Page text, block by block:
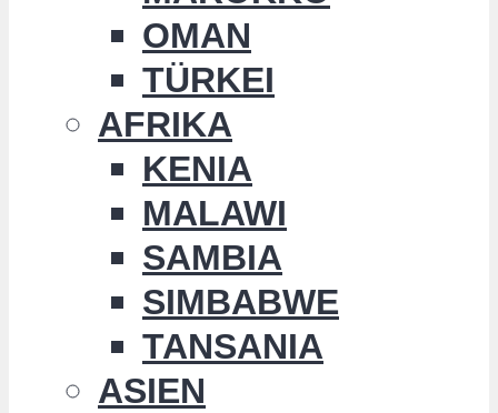
OMAN
TÜRKEI
AFRIKA
KENIA
MALAWI
SAMBIA
SIMBABWE
TANSANIA
ASIEN